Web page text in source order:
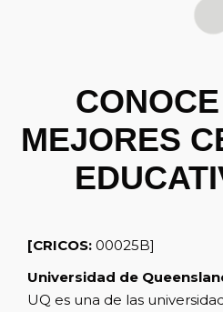
MEJORES
[CRICOS: 00025B]
Universidad de
UQ es una de las